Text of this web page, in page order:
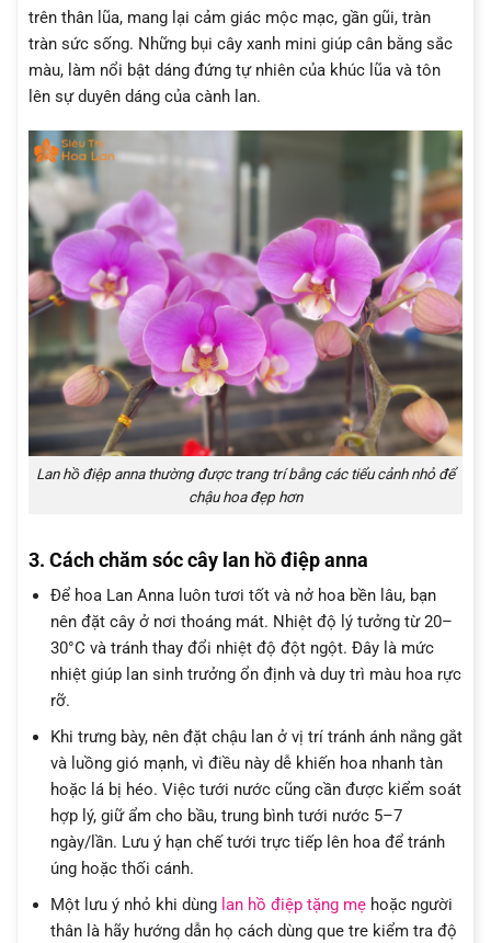
trên thân lũa, mang lại cảm giác mộc mạc, gần gũi, tràn
tràn sức sống. Những bụi cây xanh mini giúp cân bằng sắc
màu, làm nổi bật dáng đứng tự nhiên của khúc lũa và tôn
lên sự duyên dáng của cành lan.
Lan hồ điệp anna thường được trang trí bằng các tiểu cảnh nhỏ để
chậu hoa đẹp hơn
3. Cách chăm sóc cây lan hồ điệp anna
Để hoa Lan Anna luôn tươi tốt và nở hoa bền lâu, bạn
nên đặt cây ở nơi thoáng mát. Nhiệt độ lý tưởng từ 20–
30°C và tránh thay đổi nhiệt độ đột ngột. Đây là mức
nhiệt giúp lan sinh trưởng ổn định và duy trì màu hoa rực
rỡ.
Khi trưng bày, nên đặt chậu lan ở vị trí tránh ánh nắng gắt
và luồng gió mạnh, vì điều này dễ khiến hoa nhanh tàn
hoặc lá bị héo. Việc tưới nước cũng cần được kiểm soát
hợp lý, giữ ẩm cho bầu, trung bình tưới nước 5–7
ngày/lần. Lưu ý hạn chế tưới trực tiếp lên hoa để tránh
úng hoặc thối cánh.
Một lưu ý nhỏ khi dùng lan hồ điệp tặng mẹhoặc người
thân là hãy hướng dẫn họ cách dùng que tre kiểm tra độ